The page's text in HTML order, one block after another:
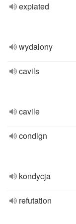
expiated
wydalony
cavils
cavile
condign
kondycja
refutation